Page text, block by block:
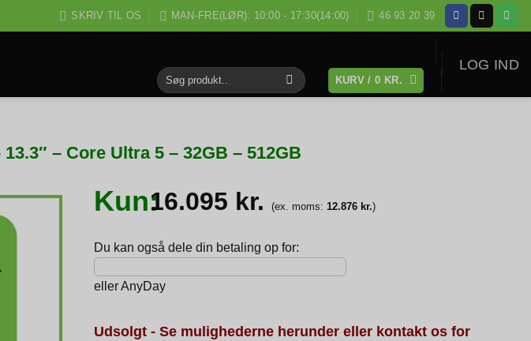
SKRIV TIL OS MAN-FRE(LØR): 10:00 - 17:30(14:00) 46 93 20 39
Søg
efter:
KURV /0 KR.
LOG IND
– Core Ultra 5 – 32GB – 512GB
Kun:16.095 kr. (ex. moms: 12.876 kr.)
Du kan også dele din betaling op for:
ellerAnyDay
Udsolgt - Se mulighederne herunder eller kontakt os for